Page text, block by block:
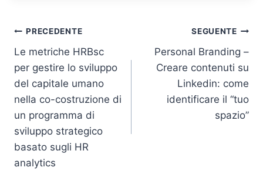
n o
o
k
Navigazione
articoli
PRECEDENTE
Le metriche HRBsc
per gestire lo sviluppo
del capitale umano
nella co-costruzione di
un programma di
sviluppo strategico
basato sugli HR
analytics
SEGUENTE
Personal Branding –
Creare contenuti su
Linkedin: come
identificare il “tuo
spazio”